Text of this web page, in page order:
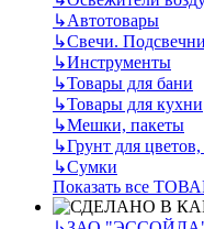
↳Автотовары
↳Свечи.
↳Инструменты
↳Товары для бани
↳Товары для кухни
↳Мешки, пакеты
↳Грунт для цветов,
↳Сумки
Показать все